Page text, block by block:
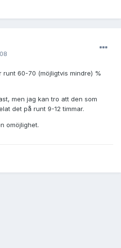
60-70 (möjligtvis mindre) %
men jag kan tro att den som
det på runt 9-12 timmar.
omöjlighet.